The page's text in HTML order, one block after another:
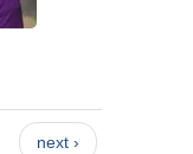
next ›